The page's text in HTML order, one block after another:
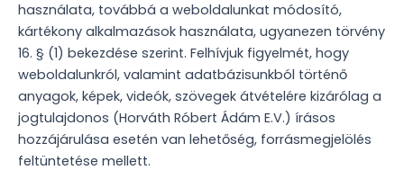
használata, továbbá a weboldalunkat módosító,
kártékony alkalmazások használata, ugyanezen törvény
16. § (1) bekezdése szerint. Felhívjuk figyelmét, hogy
weboldalunkról, valamint adatbázisunkból történő
anyagok, képek, videók, szövegek átvételére kizárólag a
jogtulajdonos (Horváth Róbert Ádám E.V.) írásos
hozzájárulása esetén van lehetőség, forrásmegjelölés
feltüntetése mellett.